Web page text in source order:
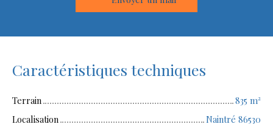
Caractéristiques techniques
Terrain 835 m²
Localisation
Naintré 86530